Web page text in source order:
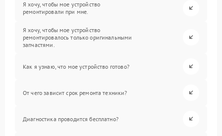
Я хочу, чтобы мое устройство
ремонтировали при мне.
Я хочу, чтобы мое устройство
ремонтировалось только оригинальными
запчастями.
Как я узнаю, что мое устройство готово?
От чего зависит срок ремонта техники?
Диагностика проводится бесплатно?